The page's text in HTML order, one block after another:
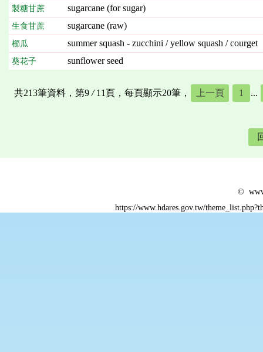
製糖甘蔗 sugarcane (for sugar)
生食甘蔗 sugarcane (raw)
櫛瓜 summer squash - zucchini / yellow squash / courget
葵花子 sunflower seed
共213筆資料，第9 /11頁，每頁顯示20筆， 上一頁 1 ...
©
https://www.hdares.gov.tw/